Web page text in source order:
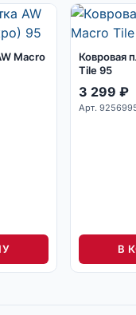
Macro
Ковровая
Tile 95
3 299 ₽
Арт.
В